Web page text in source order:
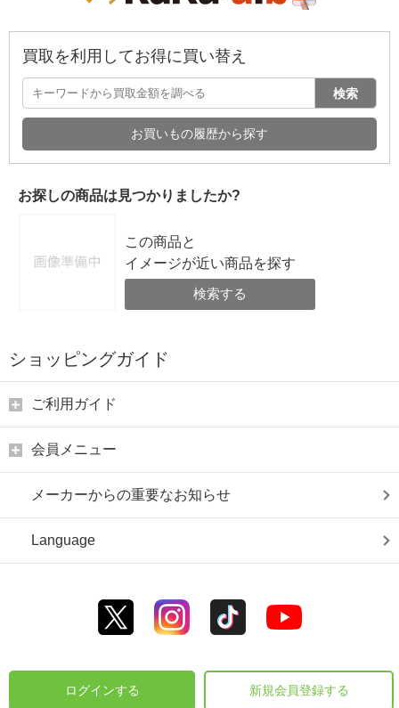
買取を利用してお得に買い替え
検索
お買いもの履歴から探す
お探しの商品は見つかりましたか?
この商品と
イメージが近い商品を探す
検索する
ショッピングガイド
ご利用ガイド
会員メニュー
メーカーからの重要なお知らせ
Language
ログインする 新規会員登録する